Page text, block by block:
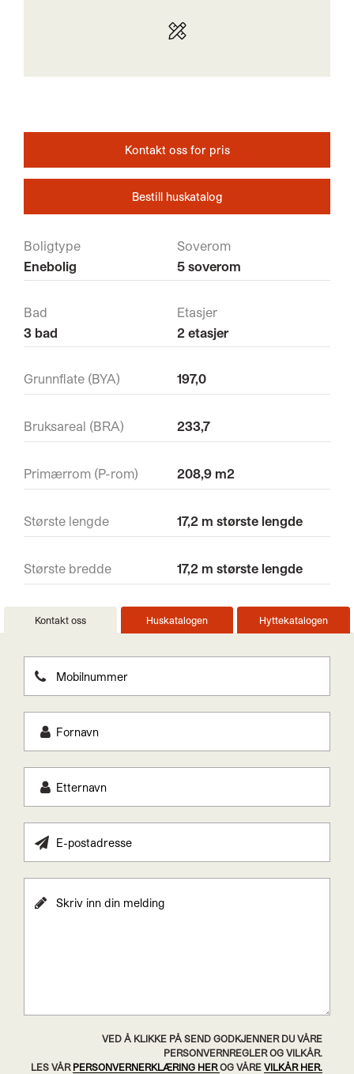
Kontakt oss for pris
Bestill huskatalog
Boligtype
Enebolig
Soverom
5 soverom
Bad
3 bad
Etasjer
2 etasjer
Grunnflate (BYA) 197,0
Bruksareal (BRA) 233,7
Primærrom (P-rom) 208,9 m2
Største lengde 17,2 m største lengde
Største bredde 17,2 m største lengde
Kontakt oss Huskatalogen Hyttekatalogen
VED Å KLIKKE PÅ SEND GODKJENNER DU VÅRE
PERSONVERNREGLER OG VILKÅR.
LES VÅR PERSONVERNERKLÆRING HEROG VÅRE VILKÅR HER.